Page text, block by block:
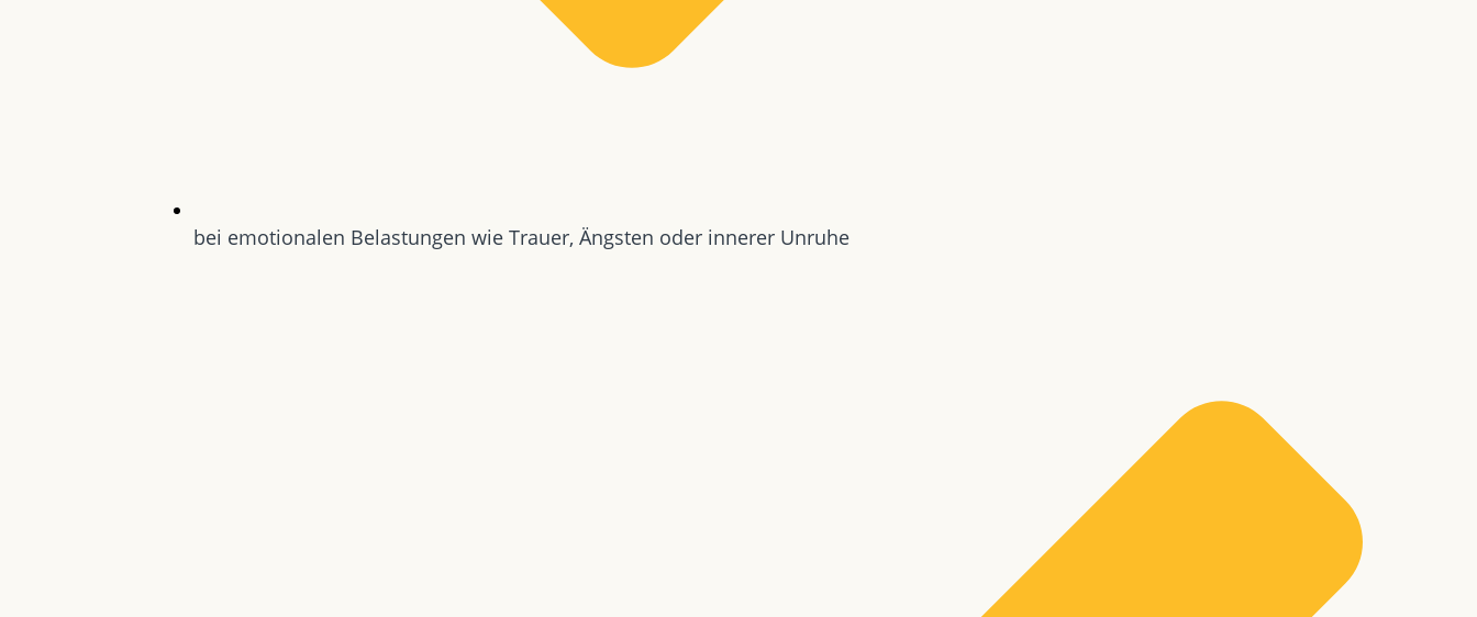
bei emotionalen Belastungen wie Trauer, Ängsten oder innerer Unruhe